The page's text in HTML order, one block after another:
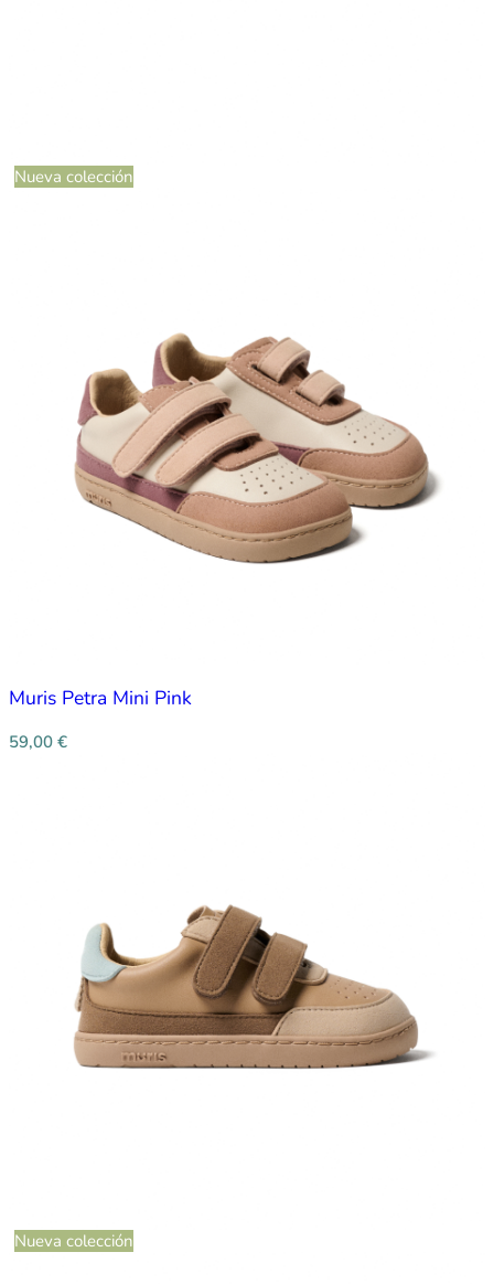
Nueva colección
Muris Petra Mini Pink
59,00 €
Nueva colección